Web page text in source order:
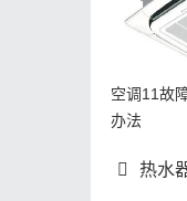
空调11故
办法
热水